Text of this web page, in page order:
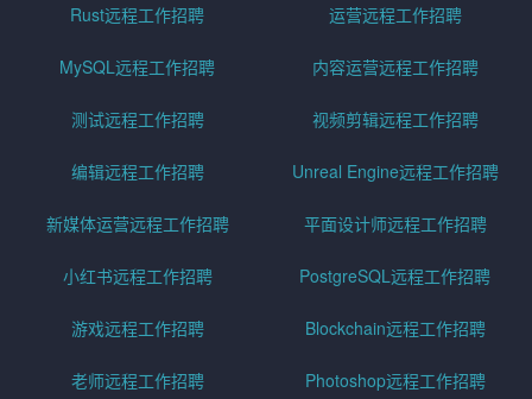
Rust远程工作招聘 运营远程工作招聘
MySQL远程工作招聘 内容运营远程工作招聘
测试远程工作招聘 视频剪辑远程工作招聘
编辑远程工作招聘 Unreal Engine远程工作招聘
新媒体运营远程工作招聘 平面设计师远程工作招聘
小红书远程工作招聘 PostgreSQL远程工作招聘
游戏远程工作招聘 Blockchain远程工作招聘
老师远程工作招聘 Photoshop远程工作招聘